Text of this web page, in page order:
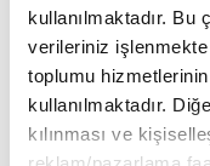
kullanılmaktadır. Bu
verileriniz
toplumu
kullanılmaktadır.
kılınması ve
BATI’NIN